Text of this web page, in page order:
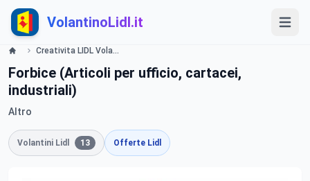
VolantinoLidl.it
Creativita LIDL Volantino Offerte e Promozioni - Offerte valide dal 23 luglio 2015 Lidl
Forbice (Articoli per ufficio, cartacei,
industriali)
Altro
Volantini Lidl 13 Offerte Lidl